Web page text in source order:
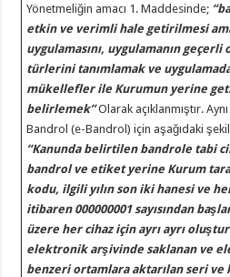
Yönetmeliğin amacı 1. Maddesinde;
etkin ve verimli hale getirilmesi
uygulamasını, uygulamanın
türlerini tanımlamak ve
mükellefler ile Kurumun yerine
belirlemek”Olarak açıklanmıştır.
Bandrol (e-Bandrol) için aşağıdaki
“Kanunda belirtilen bandrole tabi
bandrol ve etiket yerine Kurum
kodu, ilgili yılın son iki hanesi ve
itibaren 000000001 sayısından
üzere her cihaz için ayrı ayrı
elektronik arşivinde saklanan ve
benzeri ortamlara aktarılan seri ve